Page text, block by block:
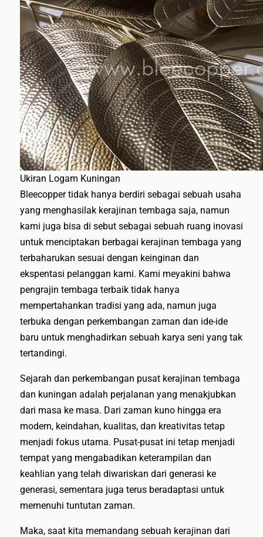
Ukiran Logam Kuningan
Bleecopper tidak hanya berdiri sebagai sebuah usaha
yang menghasilak kerajinan tembaga saja, namun
kami juga bisa di sebut sebagai sebuah ruang inovasi
untuk menciptakan berbagai kerajinan tembaga yang
terbaharukan sesuai dengan keinginan dan
ekspentasi pelanggan kami. Kami meyakini bahwa
pengrajin tembaga terbaik tidak hanya
mempertahankan tradisi yang ada, namun juga
terbuka dengan perkembangan zaman dan ide-ide
baru untuk menghadirkan sebuah karya seni yang tak
tertandingi.
Sejarah dan perkembangan pusat kerajinan tembaga
dan kuningan adalah perjalanan yang menakjubkan
dari masa ke masa. Dari zaman kuno hingga era
modern, keindahan, kualitas, dan kreativitas tetap
menjadi fokus utama. Pusat-pusat ini tetap menjadi
tempat yang mengabadikan keterampilan dan
keahlian yang telah diwariskan dari generasi ke
generasi, sementara juga terus beradaptasi untuk
memenuhi tuntutan zaman.
Maka, saat kita memandang sebuah kerajinan dari